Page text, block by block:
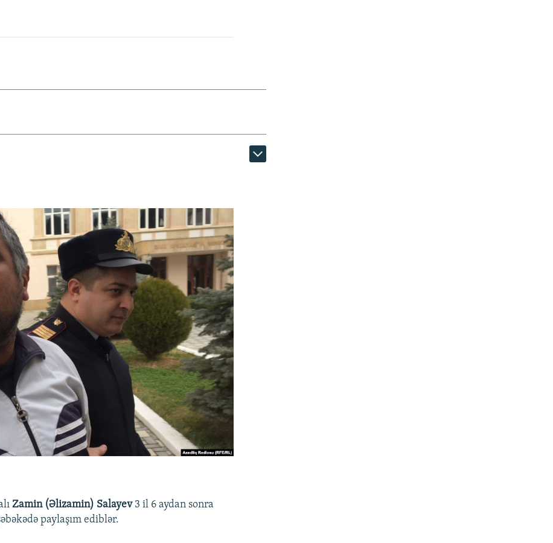
Zamin (Əlizamin) Salayev 3 il 6 aydan sonra
paylaşım ediblər.